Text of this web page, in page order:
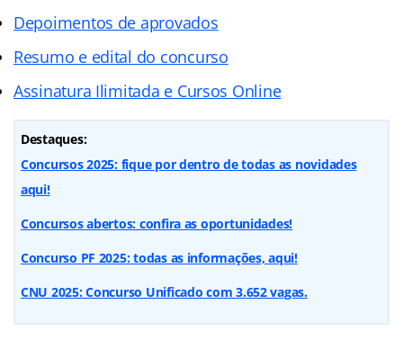
Depoimentos de aprovados
Resumo e edital do concurso
Assinatura Ilimitada e Cursos Online
Destaques:
Concursos 2025: fique por dentro de todas as novidades
aqui!
Concursos abertos: confira as oportunidades!
Concurso PF 2025: todas as informações, aqui!
CNU 2025: Concurso Unificado com 3.652 vagas.